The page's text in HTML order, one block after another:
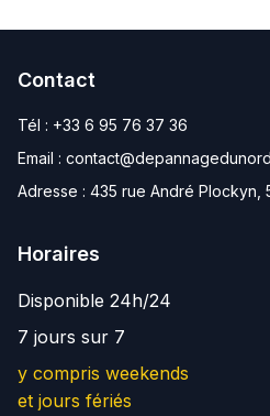
Contact
Tél : +33 6 95 76 37 36
Email :
Adresse : 435 rue André Plockyn,
Horaires
Disponible 24h/24
7 jours sur 7
y compris weekends
et jours fériés